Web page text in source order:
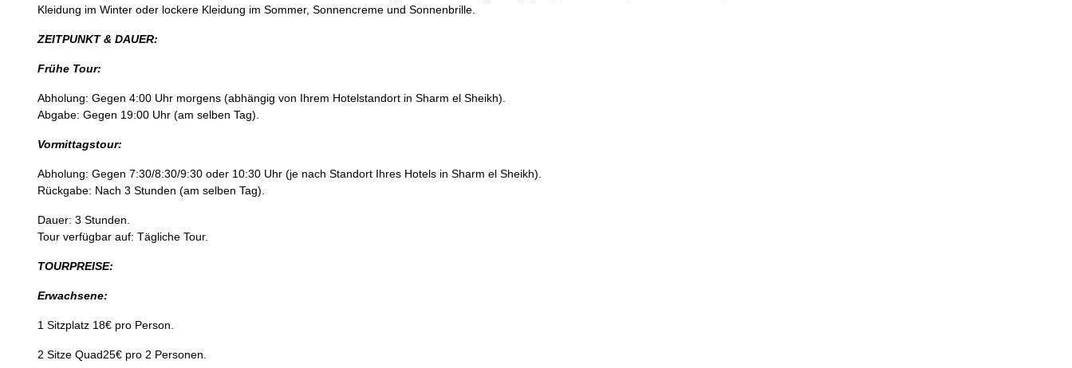
Kleidung im Winter oder lockere Kleidung im Sommer, Sonnencreme und Sonnenbrille.
ZEITPUNKT & DAUER:
Frühe Tour:
Abholung: Gegen 4:00 Uhr morgens (abhängig von Ihrem Hotelstandort in Sharm el Sheikh).
Abgabe: Gegen 19:00 Uhr (am selben Tag).
Vormittagstour:
Abholung: Gegen 7:30/8:30/9:30 oder 10:30 Uhr (je nach Standort Ihres Hotels in Sharm el Sheikh).
Rückgabe: Nach 3 Stunden (am selben Tag).
Dauer: 3 Stunden.
Tour verfügbar auf: Tägliche Tour.
TOURPREISE:
Erwachsene:
1 Sitzplatz 18€ pro Person.
2 Sitze Quad25€ pro 2 Personen.